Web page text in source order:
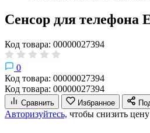
Сенсор для телефона
Код товара: 00000027394
0
Код товара: 00000027394
Код товара: 00000027394
Сравнить Избранное
Авторизуйтесь, чтобы снизить цену